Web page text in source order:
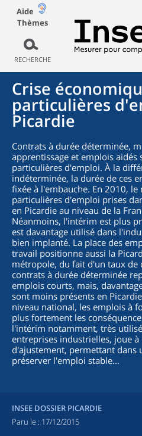
Aide
Thèmes
RECHERCHE
Crise
particulières
Picardie
Contrats à durée déterminée,
apprentissage et emplois
particulières d'emploi. À la
indéterminée, la durée de ces
fixée à l'embauche. En 2010,
particulières d'emploi prises
en Picardie au niveau de la
Néanmoins, l'intérim est plus
est davantage utilisé dans
bien implanté. La place des
travail positionne aussi la
métropole, du fait d'un taux de
contrats à durée déterminée
emplois courts, mais,
sont moins présents en
niveau national, les emplois à
plus fortement les
l'intérim notamment, très
entreprises industrielles, joue
d'ajustement, permettant dans
préserver l'emploi stable...
INSEE DOSSIER PICARDIE
Paru le : 17/12/2015